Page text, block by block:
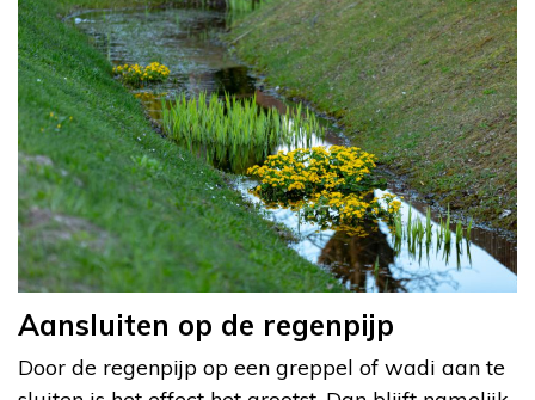
Aansluiten op de regenpijp
Door de regenpijp op een greppel of wadi aan te